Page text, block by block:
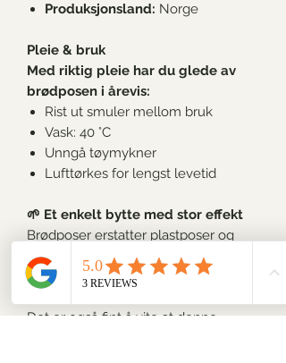
Produksjonsland: Norge
Pleie & bruk
Med riktig pleie har du glede av
brødposen i årevis:
Rist ut smuler mellom bruk
Vask: 40 °C
Unngå tøymykner
Lufttørkes for lengst levetid
🌱 Et enkelt bytte med stor effekt
Brødposer erstatter plastposer og
plastfolie i hverdagen. Det er en liten
vaneendring som reduserer avfall og
Det er også fint å vite at denne